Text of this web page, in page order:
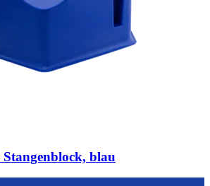
Stangenblock, blau